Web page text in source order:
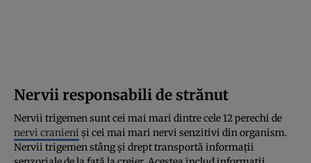
Nervii responsabili de strănut
Nervii trigemen sunt cei mai mari dintre cele 12 perechi de
nervi cranieni și cei mai mari nervi senzitivi din organism.
Nervii trigemen stâng și drept transportă informații